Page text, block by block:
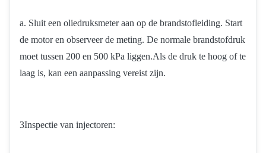
a. Sluit een oliedruksmeter aan op de brandstofleiding. Start
de motor en observeer de meting. De normale brandstofdruk
moet tussen 200 en 500 kPa liggen.Als de druk te hoog of te
laag is, kan een aanpassing vereist zijn.
3Inspectie van injectoren: